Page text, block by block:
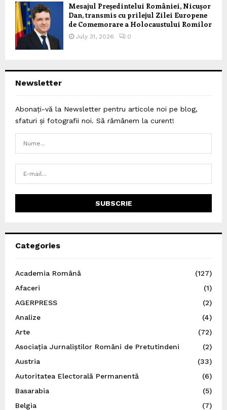
Mesajul Președintelui României, Nicușor
Dan, transmis cu prilejul Zilei Europene
de Comemorare a Holocaustului Romilor
July 31, 2026 0
Newsletter
Abonați-vă la Newsletter pentru articole noi pe blog,
sfaturi și fotografii noi. Să rămânem la curent!
Categories
Academia Română
(127)
Afaceri
(1)
AGERPRESS
(2)
Analize
(4)
Arte
(72)
Asociația Jurnaliștilor Români de Pretutindeni
(2)
Austria
(33)
Autoritatea Electorală Permanentă
(6)
Basarabia
(5)
Belgia
(7)